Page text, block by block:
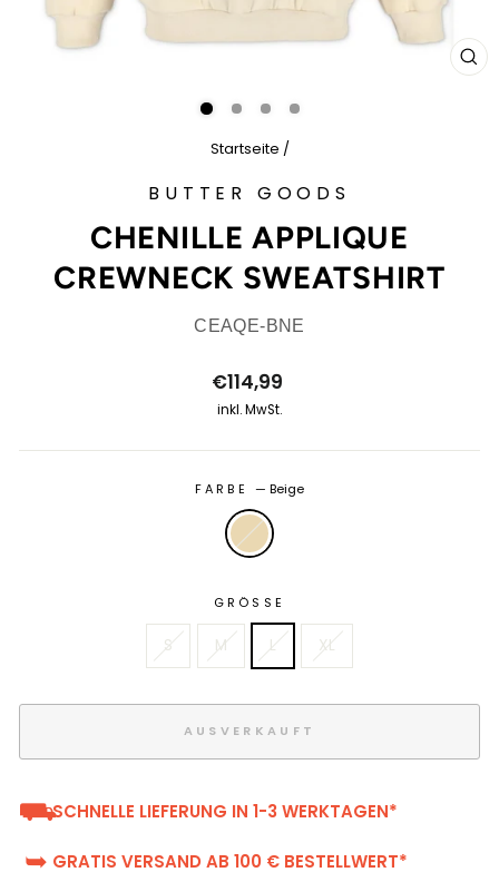
Startseite /
BUTTER GOODS
CHENILLE APPLIQUE
CREWNECK SWEATSHIRT
CEAQE-BNE
Normaler
Preis
€114,99
inkl. MwSt.
FARBE—Beige
GRÖSSE
S M L XL
AUSVERKAUFT
⛟SCHNELLE LIEFERUNG IN 1-3 WERKTAGEN*
➥ GRATIS VERSAND AB 100 € BESTELLWERT*